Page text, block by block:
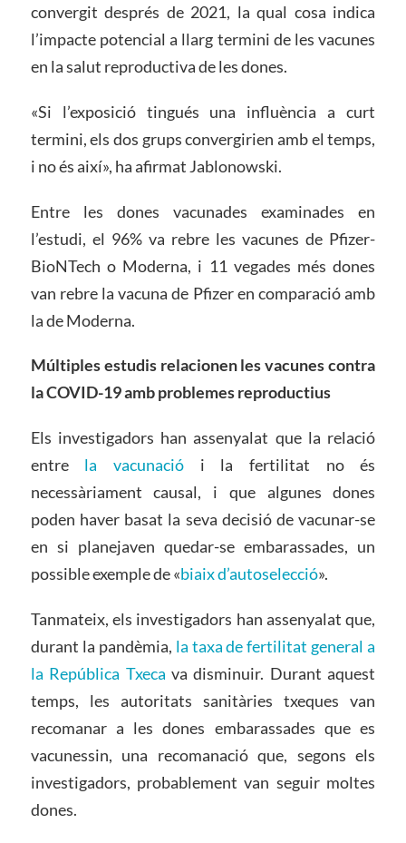
convergit després de 2021, la qual cosa indica
l’impacte potencial a llarg termini de les vacunes
en la salut reproductiva de les dones.
«Si l’exposició tingués una influència a curt
termini, els dos grups convergirien amb el temps,
i no és així», ha afirmat Jablonowski.
Entre les dones vacunades examinades en
l’estudi, el 96% va rebre les vacunes de Pfizer-
BioNTech o Moderna, i 11 vegades més dones
van rebre la vacuna de Pfizer en comparació amb
la de Moderna.
Múltiples estudis relacionen les vacunes contra
la COVID-19 amb problemes reproductius
Els investigadors han assenyalat que la relació
entre la vacunaciói la fertilitat no és
necessàriament causal, i que algunes dones
poden haver basat la seva decisió de vacunar-se
en si planejaven quedar-se embarassades, un
possible exemple de «biaix d’autoselecció».
Tanmateix, els investigadors han assenyalat que,
durant la pandèmia, la taxa de fertilitat general a
la República Txeca va disminuir. Durant aquest
temps, les autoritats sanitàries txeques van
recomanar a les dones embarassades que es
vacunessin, una recomanació que, segons els
investigadors, probablement van seguir moltes
dones.